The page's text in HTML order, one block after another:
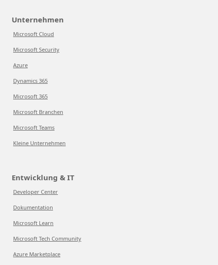
Unternehmen
Microsoft Cloud
Microsoft Security
Azure
Dynamics 365
Microsoft 365
Microsoft Branchen
Microsoft Teams
Kleine Unternehmen
Entwicklung & IT
Developer Center
Dokumentation
Microsoft Learn
Microsoft Tech Community
Azure Marketplace